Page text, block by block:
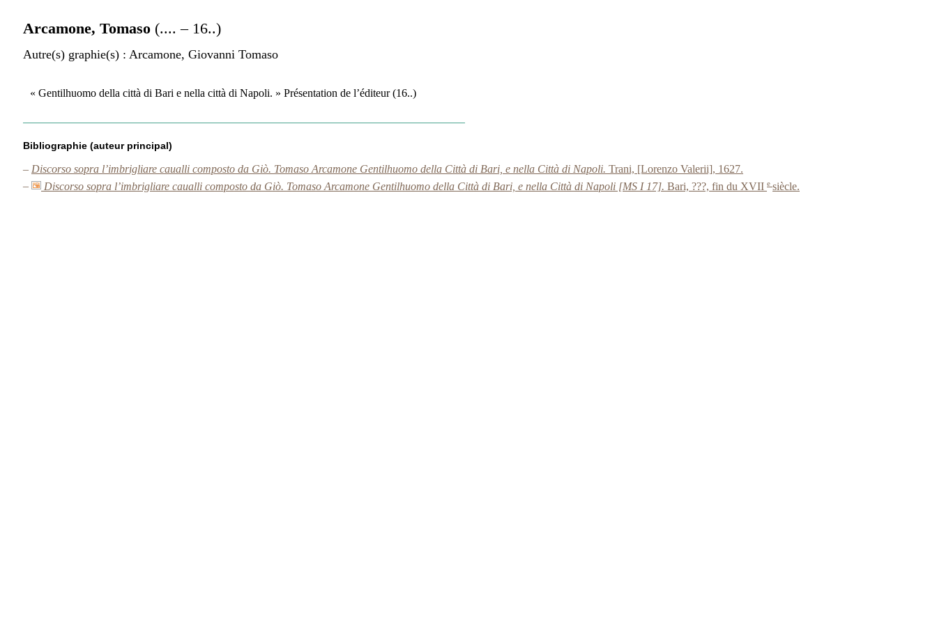
Arcamone, Tomaso (.... – 16..)
Autre(s) graphie(s) : Arcamone, Giovanni Tomaso
« Gentilhuomo della città di Bari e nella città di Napoli. » Présentation de l’éditeur (16..)
Bibliographie (auteur principal)
– Discorso sopra l’imbrigliare caualli composto da Giò. Tomaso Arcamone Gentilhuomo della Città di Bari, e nella Città di Napoli. Trani, [Lorenzo Valerii], 1627.
–
Discorso sopra l’imbrigliare caualli composto da Giò. Tomaso Arcamone Gentilhuomo della Città di Bari, e nella Città di Napoli [MS I 17]. Bari, ???, fin du XVII e siècle.